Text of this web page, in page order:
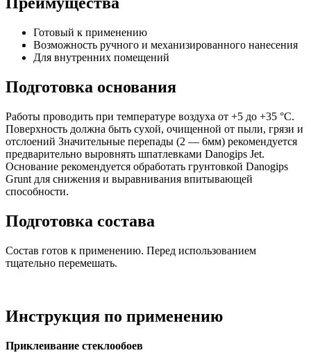
Готовый к применению
Возможность ручного и механизированного нанесения
Для внутренних помещений
Подготовка основания
Работы проводить при температуре воздуха от +5 до +35 °С.
Поверхность должна быть сухой, очищенной от пыли, грязи и
отслоений Значительные перепады (2 — 6мм) рекомендуется
предварительно выровнять шпатлевками Danogips Jet.
Основание рекомендуется обработать грунтовкой Danogips
Grunt для снижения и выравнивания впитывающей
способности.
Подготовка состава
Состав готов к применению. Перед использованием
тщательно перемешать.
Инструкция по применению
Приклеивание стеклообоев